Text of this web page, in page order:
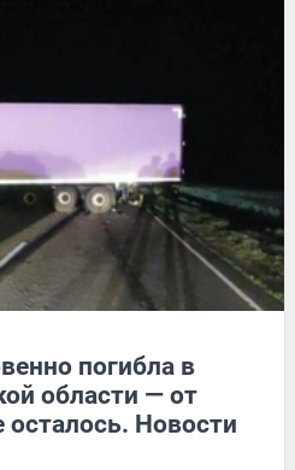
погибла в
области — от
Новости